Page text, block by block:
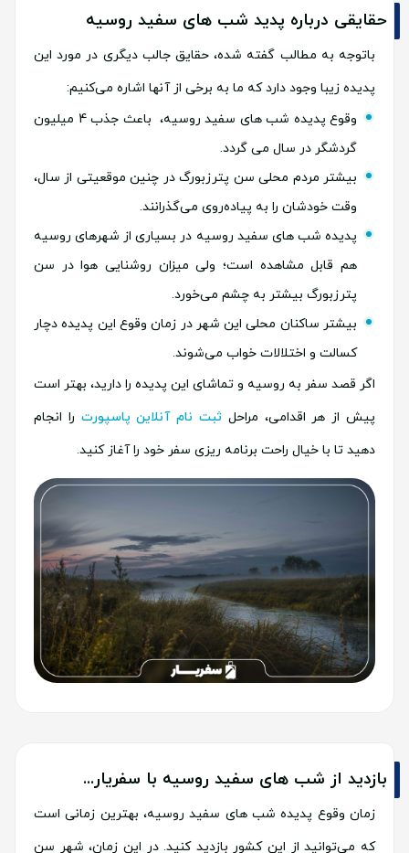
حقایقی درباره پدید شب های سفید روسیه
باتوجه به مطالب گفته شده، حقایق جالب دیگری در مورد این
پدیده زیبا وجود دارد که ما به برخی از آنها اشاره می‌کنیم:
وقوع پدیده شب های سفید روسیه، باعث جذب 4 میلیون
گردشگر در سال می گردد.
بیشتر مردم محلی سن پترزبورگ در چنین موقعیتی از سال،
وقت خودشان را به پیاده‌روی می‌گذرانند.
پدیده شب های سفید روسیه در بسیاری از شهرهای روسیه
هم قابل مشاهده است؛ ولی میزان روشنایی هوا در سن
پترزبورگ بیشتر به چشم می‌خورد.
بیشتر ساکنان محلی این شهر در زمان وقوع این پدیده دچار
کسالت و اختلالات خواب می‌شوند.
اگر قصد سفر به روسیه و تماشای این پدیده را دارید، بهتر است
پیش از هر اقدامی، مراحل ثبت نام آنلاین پاسپورت را انجام
دهید تا با خیال راحت برنامه ریزی سفر خود را آغاز کنید.
بازدید از شب های سفید روسیه با سفریار...
زمان وقوع پدیده شب های سفید روسیه، بهترین زمانی است
که می‌توانید از این کشور بازدید کنید. در این زمان، شهر سن